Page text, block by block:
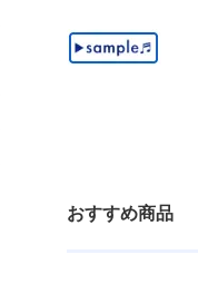
おすすめ商品